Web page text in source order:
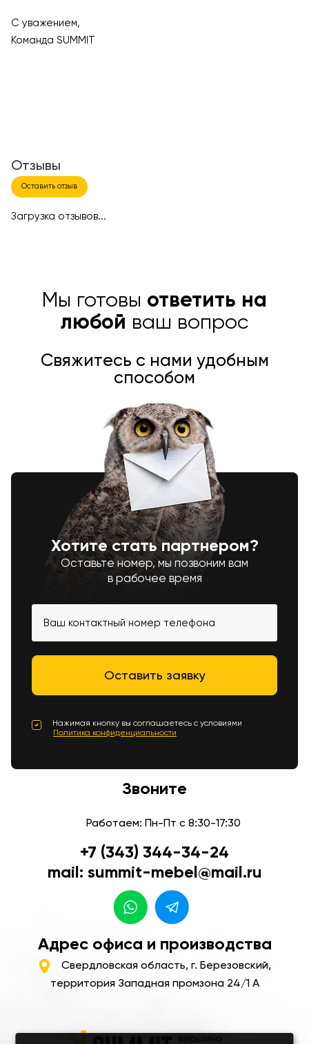
С уважением,
Команда SUMMIT
Отзывы
Оставить отзыв
Загрузка отзывов...
Мы готовы ответить на
любой ваш вопрос
Свяжитесь с нами удобным
способом
Хотите стать партнером?
Оставьте номер, мы позвоним вам
в рабочее время
Нажимая кнопку вы соглашаетесь с условиями
Политика конфиденциальности
Звоните
Работаем: Пн-Пт с 8:30-17:30
+7 (343) 344-34-24
mail: summit-mebel@mail.ru
Адрес офиса и производства
Свердловская область, г. Березовский,
территория Западная промзона 24/1 А